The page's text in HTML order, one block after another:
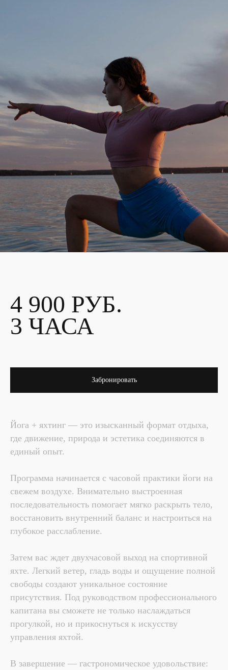
МАГАЗИН
Перейти в магазин
VK
WhatsApp
Telegram
4 900 РУБ.
3 ЧАСА
Забронировать
Йога + яхтинг — это изысканный формат отдыха,
где движение, природа и эстетика соединяются в
единый опыт.
Программа начинается с часовой практики йоги на
свежем воздухе. Внимательно выстроенная
последовательность помогает мягко раскрыть тело,
восстановить внутренний баланс и настроиться на
глубокое расслабление.
Затем вас ждет двухчасовой выход на спортивной
яхте. Легкий ветер, гладь воды и ощущение полной
свободы создают уникальное состояние
присутствия. Под руководством профессионального
капитана вы сможете не только наслаждаться
прогулкой, но и прикоснуться к искусству
управления яхтой.
В завершение — гастрономическое удовольствие: